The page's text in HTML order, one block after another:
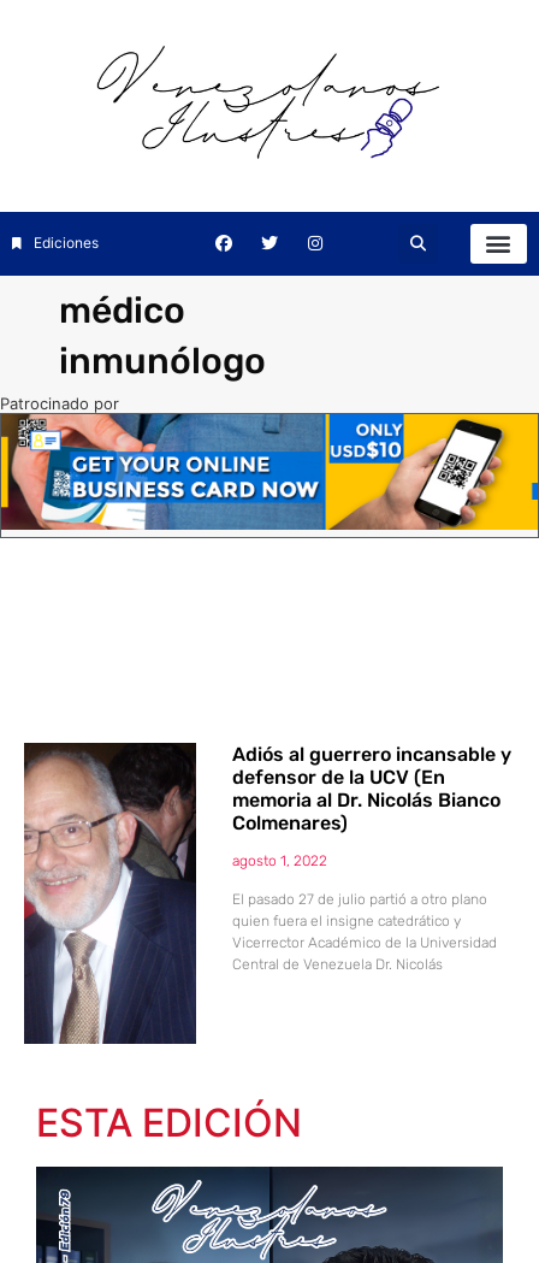
Ediciones
médico
inmunólogo
Patrocinado por
Adiós al guerrero incansable y
defensor de la UCV (En
memoria al Dr. Nicolás Bianco
Colmenares)
agosto 1, 2022
El pasado 27 de julio partió a otro plano
quien fuera el insigne catedrático y
Vicerrector Académico de la Universidad
Central de Venezuela Dr. Nicolás
ESTA EDICIÓN